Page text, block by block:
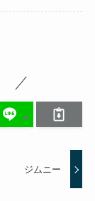
ジムニー